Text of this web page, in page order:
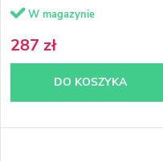
W magazynie
287 zł
DO KOSZYKA